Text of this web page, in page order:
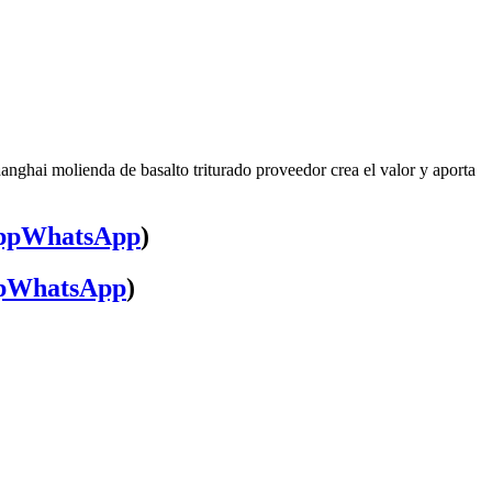
molienda de basalto triturado proveedor crea el valor y aporta
WhatsApp)
WhatsApp)